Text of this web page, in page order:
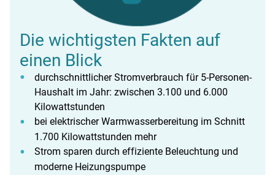
Die wichtigsten Fakten auf
einen Blick
durchschnittlicher Stromverbrauch für 5-Personen-
Haushalt im Jahr: zwischen 3.100 und 6.000
Kilowattstunden
bei elektrischer Warmwasserbereitung im Schnitt
1.700 Kilowattstunden mehr
Strom sparen durch effiziente Beleuchtung und
moderne Heizungspumpe